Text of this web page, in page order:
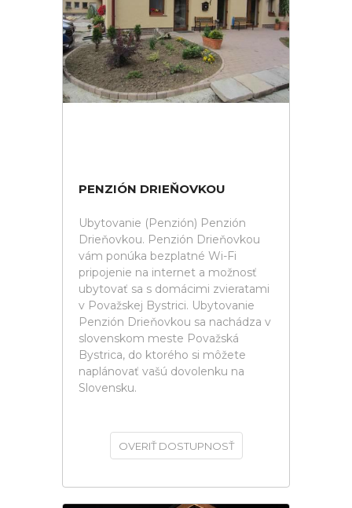
PENZIÓN DRIEŇOVKOU
Ubytovanie (Penzión) Penzión
Drieňovkou. Penzión Drieňovkou
vám ponúka bezplatné Wi-Fi
pripojenie na internet a možnosť
ubytovať sa s domácimi zvieratami
v Považskej Bystrici. Ubytovanie
Penzión Drieňovkou sa nachádza v
slovenskom meste Považská
Bystrica, do ktorého si môžete
naplánovať vašú dovolenku na
Slovensku.
OVERIŤ DOSTUPNOSŤ